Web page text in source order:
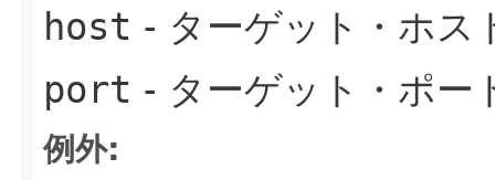
host - ターゲット・ホス
port - ターゲット・ポー
例外: